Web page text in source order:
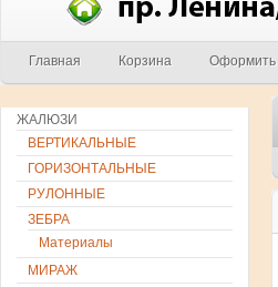
Главная Корзина Оформить
ЖАЛЮЗИ
ВЕРТИКАЛЬНЫЕ
ГОРИЗОНТАЛЬНЫЕ
РУЛОННЫЕ
ЗЕБРА
Материалы
МИРАЖ